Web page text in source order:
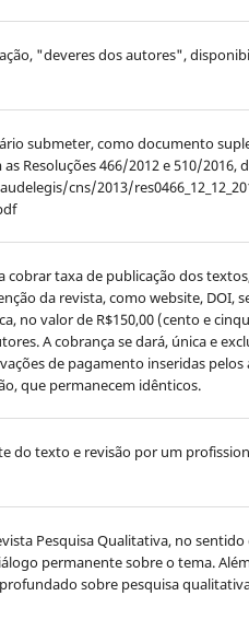
"deveres dos autores",
submeter, como documento
Resoluções 466/2012 e 510/2016,
cns/2013/
cobrar taxa de publicação dos
da revista, como website, DOI,
no valor de R$150,00 (cento e
A cobrança se dará, única e
de pagamento inseridas pelos
que permanecem idênticos.
do texto e revisão por um
Pesquisa Qualitativa, no
permanente sobre o tema.
sobre pesquisa